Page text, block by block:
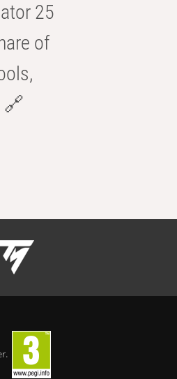
25
of
🔗